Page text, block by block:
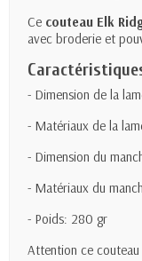
Ce couteau Elk
avec broderie et
- Dimension de la
- Matériaux de la
- Dimension du
- Matériaux du
- Poids: 280 gr
Attention ce couteau